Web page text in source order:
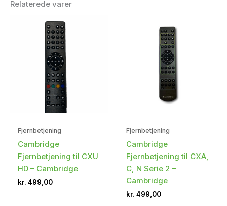
Relaterede varer
Fjernbetjening
Cambridge
Fjernbetjening til CXU
HD – Cambridge
kr. 499,00
Fjernbetjening
Cambridge
Fjernbetjening til CXA,
C, N Serie 2 –
Cambridge
kr. 499,00